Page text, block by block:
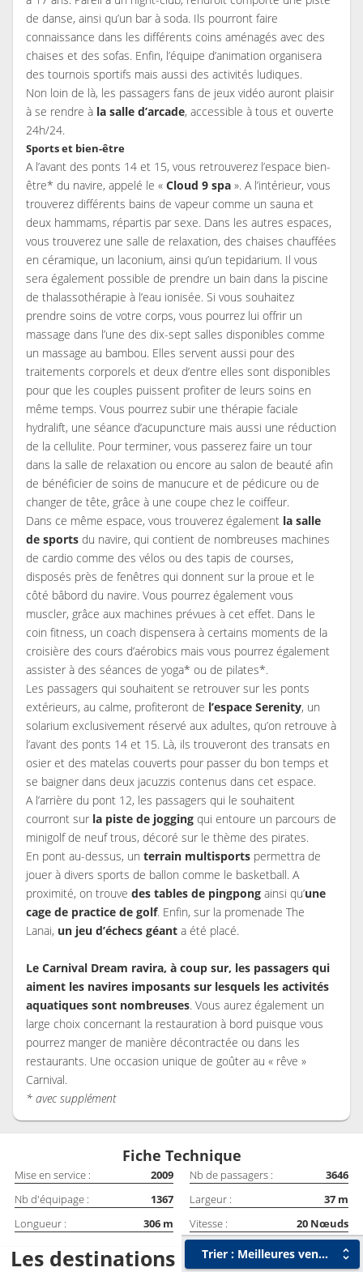
Trier : Meilleures ventes
de danse, ainsi qu’un bar à soda. Ils pourront faire
connaissance dans les différents coins aménagés avec des
chaises et des sofas. Enfin, l’équipe d’animation organisera
des tournois sportifs mais aussi des activités ludiques.
Non loin de là, les passagers fans de jeux vidéo auront plaisir
à se rendre à la salle d’arcade, accessible à tous et ouverte
24h/24.
Sports et bien-être
A l’avant des ponts 14 et 15, vous retrouverez l’espace bien-
être* du navire, appelé le « Cloud 9 spa ». A l’intérieur, vous
trouverez différents bains de vapeur comme un sauna et
deux hammams, répartis par sexe. Dans les autres espaces,
vous trouverez une salle de relaxation, des chaises chauffées
en céramique, un laconium, ainsi qu’un tepidarium. Il vous
sera également possible de prendre un bain dans la piscine
de thalassothérapie à l’eau ionisée. Si vous souhaitez
prendre soins de votre corps, vous pourrez lui offrir un
massage dans l’une des dix-sept salles disponibles comme
un massage au bambou. Elles servent aussi pour des
traitements corporels et deux d’entre elles sont disponibles
pour que les couples puissent profiter de leurs soins en
même temps. Vous pourrez subir une thérapie faciale
hydralift, une séance d’acupuncture mais aussi une réduction
de la cellulite. Pour terminer, vous passerez faire un tour
dans la salle de relaxation ou encore au salon de beauté afin
de bénéficier de soins de manucure et de pédicure ou de
changer de tête, grâce à une coupe chez le coiffeur.
Dans ce même espace, vous trouverez également la salle
de sports du navire, qui contient de nombreuses machines
de cardio comme des vélos ou des tapis de courses,
disposés près de fenêtres qui donnent sur la proue et le
côté bâbord du navire. Vous pourrez également vous
muscler, grâce aux machines prévues à cet effet. Dans le
coin fitness, un coach dispensera à certains moments de la
croisière des cours d’aérobics mais vous pourrez également
assister à des séances de yoga* ou de pilates*.
Les passagers qui souhaitent se retrouver sur les ponts
extérieurs, au calme, profiteront de l’espace Serenity, un
solarium exclusivement réservé aux adultes, qu’on retrouve à
l’avant des ponts 14 et 15. Là, ils trouveront des transats en
osier et des matelas couverts pour passer du bon temps et
se baigner dans deux jacuzzis contenus dans cet espace.
A l’arrière du pont 12, les passagers qui le souhaitent
courront sur la piste de jogging qui entoure un parcours de
minigolf de neuf trous, décoré sur le thème des pirates.
En pont au-dessus, un terrain multisports permettra de
jouer à divers sports de ballon comme le basketball. A
proximité, on trouve des tables de pingpong ainsi qu’une
cage de practice de golf. Enfin, sur la promenade The
Lanai, un jeu d’échecs géant a été placé.
Le Carnival Dream ravira, à coup sur, les passagers qui
aiment les navires imposants sur lesquels les activités
aquatiques sont nombreuses. Vous aurez également un
large choix concernant la restauration à bord puisque vous
pourrez manger de manière décontractée ou dans les
restaurants. Une occasion unique de goûter au « rêve »
Carnival.
* avec supplément
Fiche Technique
Mise en service : 2009 Nb de passagers :
3646
Nb d'équipage :
1367 Largeur : 37 m
Longueur :
306 m Vitesse : 20 Nœuds
Les destinations de Carnival